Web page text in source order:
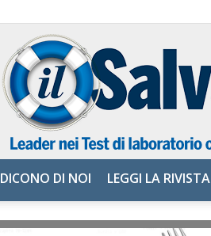
DICONO DI NOI LEGGI LA RIVISTA